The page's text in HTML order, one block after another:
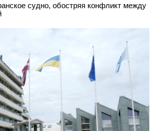
судно, обостряя конфликт между